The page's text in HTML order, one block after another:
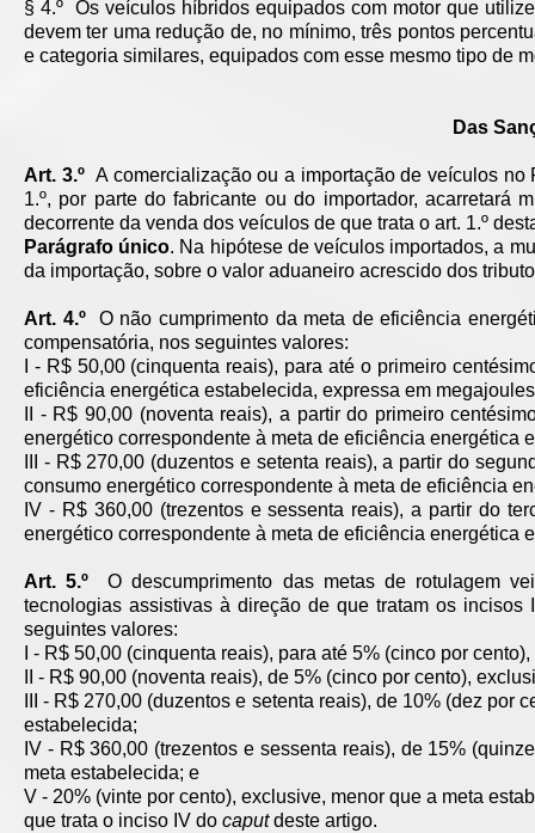
§ 4.º Os veículos híbridos equipados com motor que
devem ter uma redução de, no mínimo, três pontos
e categoria similares, equipados com esse mesmo tipo de
Das
Art. 3.ºA comercialização ou a importação de veículos no
1.º, por parte do fabricante ou do importador, acarretará
decorrente da venda dos veículos de que trata o art. 1.º
Parágrafo único. Na hipótese de veículos importados, a
da importação, sobre o valor aduaneiro acrescido dos
Art. 4.ºO não cumprimento da meta de eficiência
compensatória, nos seguintes valores:
I - R$ 50,00 (cinquenta reais), para até o primeiro
eficiência energética estabelecida, expressa em
II - R$ 90,00 (noventa reais), a partir do primeiro
energético correspondente à meta de eficiência energética
III - R$ 270,00 (duzentos e setenta reais), a partir do
consumo energético correspondente à meta de eficiência
IV - R$ 360,00 (trezentos e sessenta reais), a partir do
energético correspondente à meta de eficiência energética
Art. 5.º O descumprimento das metas de rotulagem
tecnologias assistivas à direção de que tratam os
seguintes valores:
I - R$ 50,00 (cinquenta reais), para até 5% (cinco por
II - R$ 90,00 (noventa reais), de 5% (cinco por cento),
III - R$ 270,00 (duzentos e setenta reais), de 10% (dez
estabelecida;
IV - R$ 360,00 (trezentos e sessenta reais), de 15%
meta estabelecida; e
V - 20% (vinte por cento), exclusive, menor que a meta
que trata o inciso IV do caputdeste artigo.